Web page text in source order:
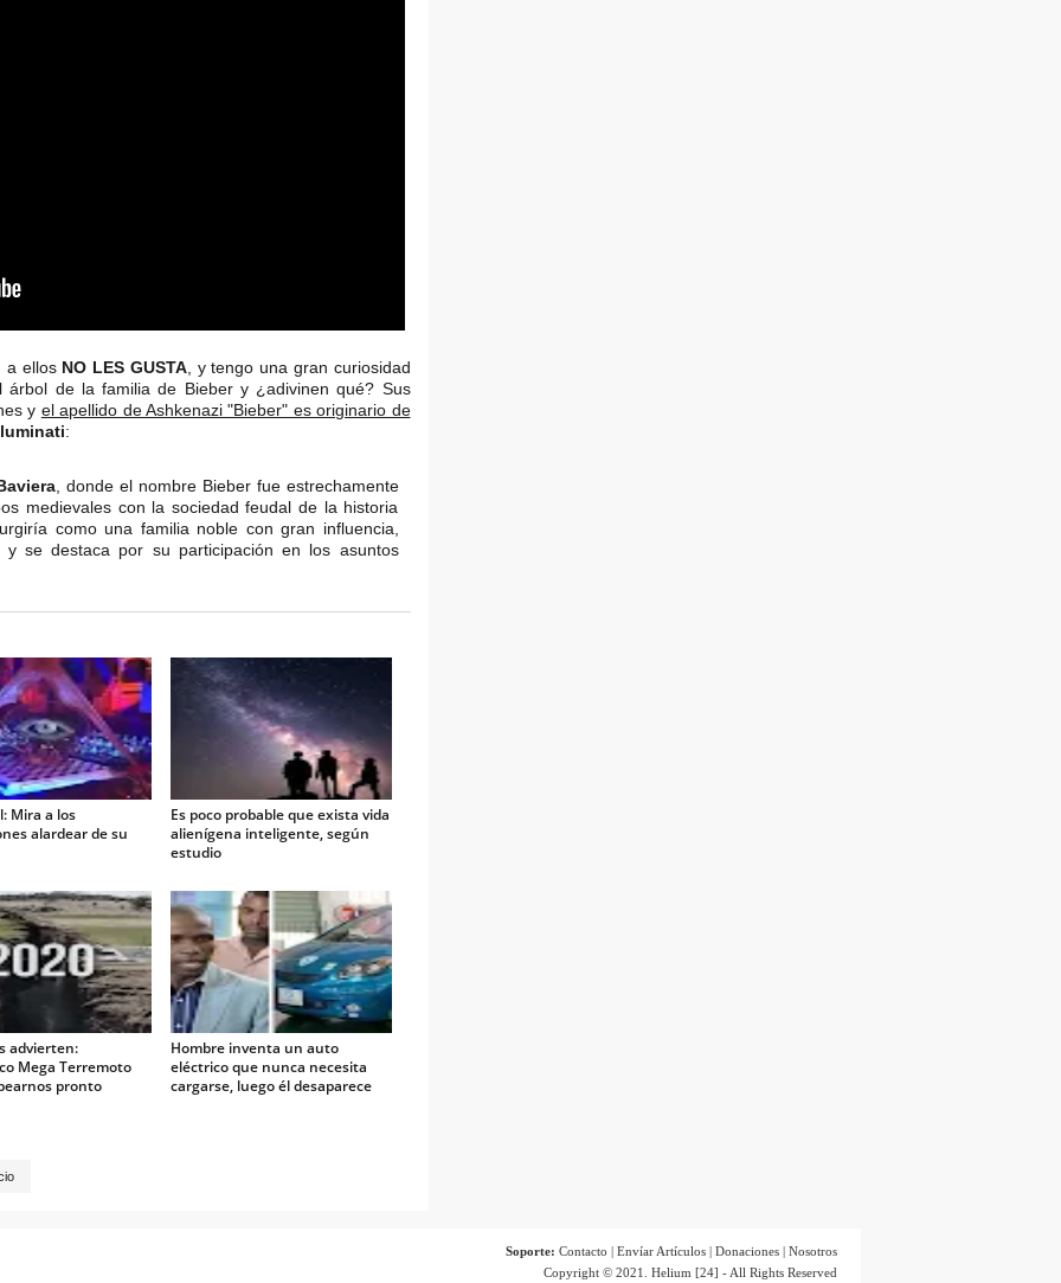
a ellos NO LES GUSTA, y tengo una gran curiosidad
de la familia de Bieber y ¿adivinen qué? Sus
y el apellido de Ashkenazi "Bieber" es originario de
:
, donde el nombre Bieber fue estrechamente
medievales con la sociedad feudal de la historia
como una familia noble con gran influencia,
y se destaca por su participación en los asuntos
Mira a los
alardear de su
Es poco probable que exista vida
alienígena inteligente, según
estudio
advierten:
Mega Terremoto
pronto
Hombre inventa un auto
eléctrico que nunca necesita
cargarse, luego él desaparece
Soporte: Contacto | Envíar Artículos| Donaciones| Nosotros
Copyright © 2021. Helium [24] - All Rights Reserved